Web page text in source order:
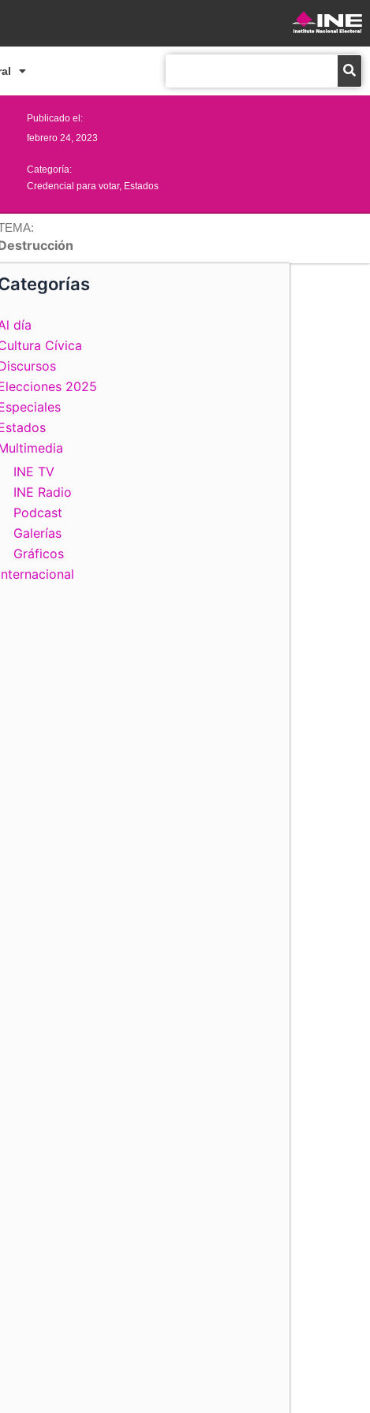
Publicado el:
febrero 24, 2023
Categoría:
Credencial para votar, Estados
día
Cívica
2025
INE TV
INE Radio
Podcast
Galerías
Gráficos